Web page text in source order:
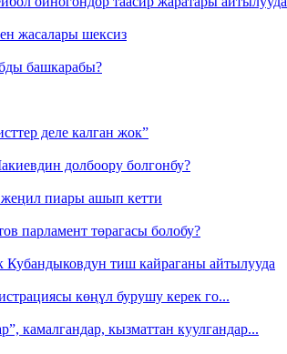
жасалары шексиз
башкарабы?
деле калган жок”
долбоору болгонбу?
пиары ашып кетти
парламент төрагасы болобу?
тиш кайраганы айтылууда
көңүл бурушу керек го...
камалгандар, кызматтан куулгандар...